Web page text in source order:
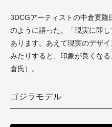
3DCGアーティストの中倉寛
のように語った。「現実に即
あります。あえて現実のデザ
みたりすると、印象が良くな
倉氏）。
ゴジラモデル